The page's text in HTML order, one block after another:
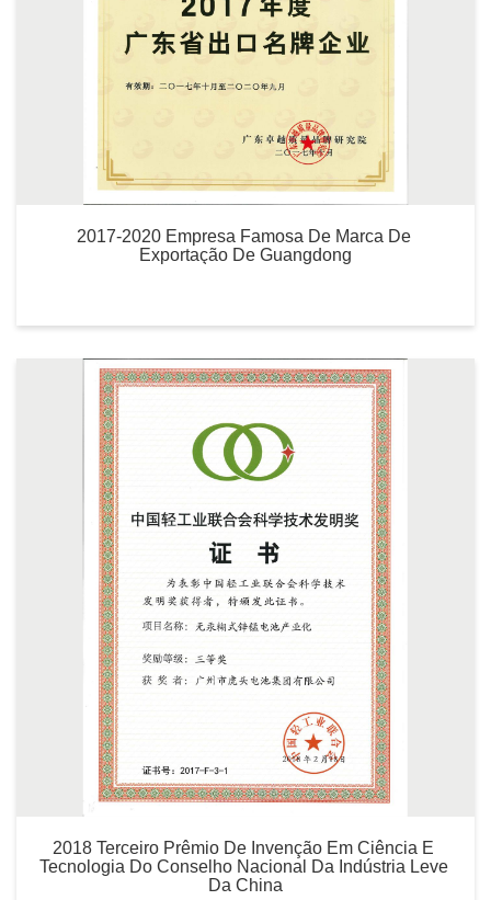
2017-2020 Empresa Famosa De Marca De
Exportação De Guangdong
2018 Terceiro Prêmio De Invenção Em Ciência E
Tecnologia Do Conselho Nacional Da Indústria Leve
Da China